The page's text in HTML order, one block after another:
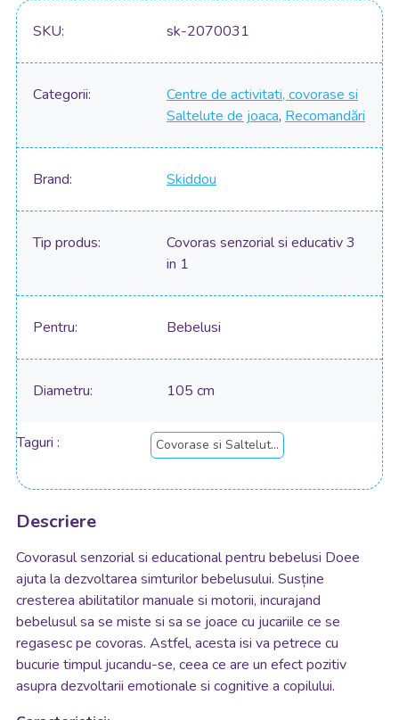
SKU sk-2070031
Categorii
Centre de activitati, covorase si
Saltelute de joaca, Recomandări
Brand Skiddou
Tip produs
Covoras senzorial si educativ 3
in 1
Pentru Bebelusi
Diametru 105 cm
Taguri Covorase si Saltelute de joaca
Descriere
Covorasul senzorial si educational pentru bebelusi Doee
ajuta la dezvoltarea simturilor bebelusului. Susține
cresterea abilitatilor manuale si motorii, incurajand
bebelusul sa se miste si sa se joace cu jucariile ce se
regasesc pe covoras. Astfel, acesta isi va petrece cu
bucurie timpul jucandu-se, ceea ce are un efect pozitiv
asupra dezvoltarii emotionale si cognitive a copilului.